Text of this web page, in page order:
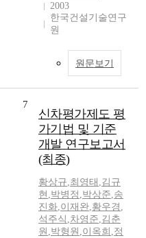
2003
한국건설기술연구
원
원문보기
7
신차평가제도 평
가기법 및 기준
개발 연구보고서
(최종)
황상규,최영태 ,김규
현 ,박병정 ,박상준,송
진화,이재완,황우경 ,
석주식 ,차영준,김춘
원 ,박형원 ,이옥희 ,정